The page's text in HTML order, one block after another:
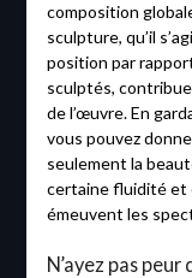
composition
sculpture, qu’il
position par
sculptés, contribue
de l’œuvre. En
vous pouvez
seulement la
certaine fluidité et
émeuvent les
N’ayez pas